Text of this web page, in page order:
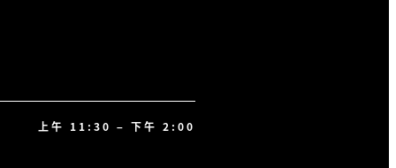
上午 11:30 – 下午 2:00